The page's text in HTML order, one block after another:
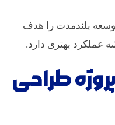
بلندمدت را هدف
عملکرد بهتری دارد.
طراحی